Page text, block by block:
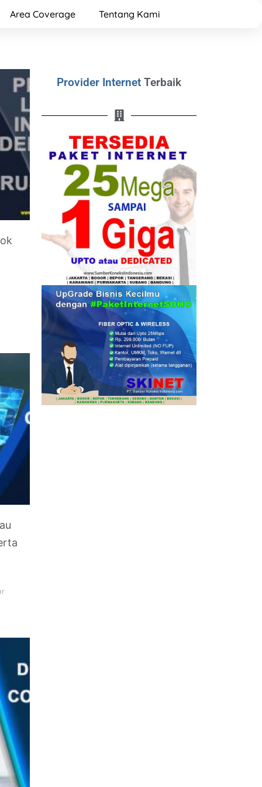
Area Coverage Tentang Kami
Provider Internet Terbaik